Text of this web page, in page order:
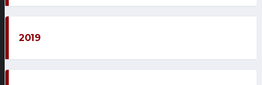
2019